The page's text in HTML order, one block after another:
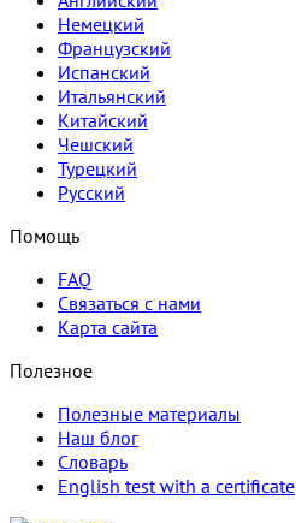
Немецкий
Французский
Испанский
Итальянский
Китайский
Чешский
Турецкий
Русский
Помощь
FAQ
Связаться с нами
Карта сайта
Полезное
Полезные материалы
Наш блог
Словарь
English test with a certificate